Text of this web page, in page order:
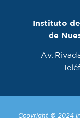
Instituto
de
Av.
Copyright © 2024